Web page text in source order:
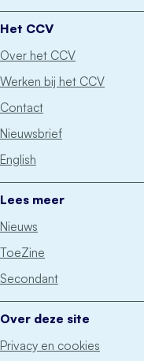
Het CCV
Over het CCV
Werken bij het CCV
Contact
Nieuwsbrief
English
Lees meer
Nieuws
ToeZine
Secondant
Over deze site
Privacy en cookies